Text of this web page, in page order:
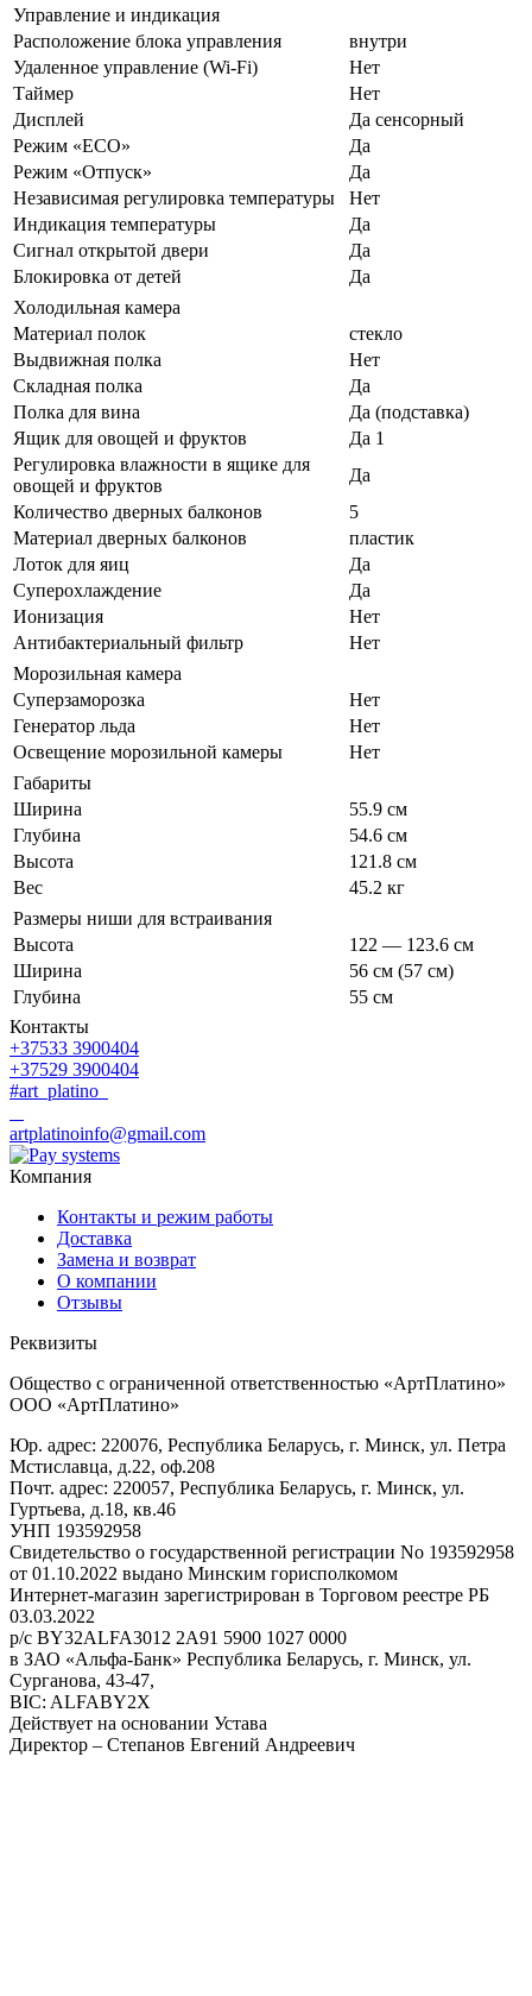
Управление и индикация
Расположение блока управления
внутри
Удаленное управление (Wi-Fi)
Нет
Таймер
Нет
Дисплей
Да сенсорный
Режим «ECO»
Да
Режим «Отпуск»
Да
Независимая регулировка температуры
Нет
Индикация температуры
Да
Сигнал открытой двери
Да
Блокировка от детей
Да
Холодильная камера
Материал полок
стекло
Выдвижная полка
Нет
Складная полка
Да
Полка для вина
Да (подставка)
Ящик для овощей и фруктов
Да 1
Регулировка влажности в ящике для
овощей и фруктов
Да
Количество дверных балконов
5
Материал дверных балконов
пластик
Лоток для яиц
Да
Суперохлаждение
Да
Ионизация
Нет
Антибактериальный фильтр
Нет
Морозильная камера
Суперзаморозка
Нет
Генератор льда
Нет
Освещение морозильной камеры
Нет
Габариты
Ширина
55.9 см
Глубина
54.6 см
Высота
121.8 см
Вес
45.2 кг
Размеры ниши для встраивания
Высота
122 — 123.6 см
Ширина
56 см (57 см)
Глубина
55 см
Контакты
+37533 3900404
+37529 3900404
#art_platino
artplatinoinfo@gmail.com
Компания
Контакты и режим работы
Доставка
Замена и возврат
О компании
Отзывы
Реквизиты
Общество с ограниченной ответственностью «АртПлатино»
ООО «АртПлатино»
Юр. адрес: 220076, Республика Беларусь, г. Минск, ул. Петра
Мстиславца, д.22, оф.208
Почт. адрес: 220057, Республика Беларусь, г. Минск, ул.
Гуртьева, д.18, кв.46
УНП 193592958
Свидетельство о государственной регистрации No 193592958
от 01.10.2022 выдано Минским горисполкомом
Интернет-магазин зарегистрирован в Торговом реестре РБ
03.03.2022
р/с BY32ALFA3012 2A91 5900 1027 0000
в ЗАО «Альфа-Банк» Республика Беларусь, г. Минск, ул.
Сурганова, 43-47,
BIC: ALFABY2X
Действует на основании Устава
Директор – Степанов Евгений Андреевич